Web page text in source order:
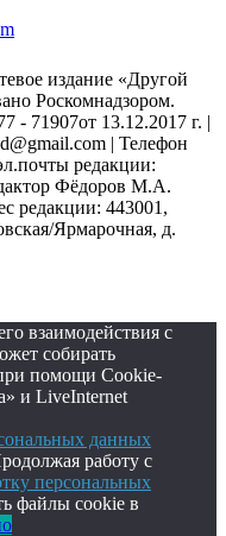
издание «Другой
Роскомнадзором.
71907от 13.12.2017 г. |
| Телефон
редакции:
Фёдоров М.А.
редакции: 443001,
Ярмарочная, д.
взаимодействия с
собирать
помощи Cookie-
и LiveInternet
данных
работу с
персональных
файлы cookie в